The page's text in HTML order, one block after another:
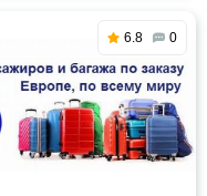
6.8 0